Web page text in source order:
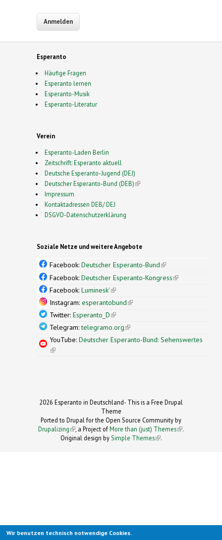
Esperanto
Häufige Fragen
Esperanto lernen
Esperanto-Musik
Esperanto-Literatur
Verein
Esperanto-Laden Berlin
Zeitschrift: Esperanto aktuell
Deutsche Esperanto-Jugend (DEJ)
Deutscher Esperanto-Bund (DEB)(link is external)
Impressum
Kontaktadressen DEB/ DEJ
DSGVO-Datenschutzerklärung
Soziale Netze und weitere Angebote
Facebook: Deutscher Esperanto-Bund(link is
external)
Facebook: Deutscher Esperanto-Kongress(link is
Facebook: Luminesk'(link is external)
Instagram: esperantobund(link is external)
Twitter: Esperanto_D(link is external)
Telegram:telegramo.org(link is external)
YouTube: Deutscher Esperanto-Bund: Sehenswertes
(link is external)
2026 Esperanto in Deutschland- This is a Free Drupal
Theme
Ported to Drupal for the Open Source Community by
Drupalizing(link is external)
, a Project ofMore than (just) Themes (link is
.
Original design by Simple Themes
(link is
.
Wir benutzen technisch notwendige Cookies.